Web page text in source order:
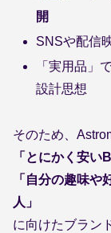
開
SNSや配信
「実用品」
設計思想
そのため、
「とにかく安い
「自分の趣味
人」
に向けたブラン